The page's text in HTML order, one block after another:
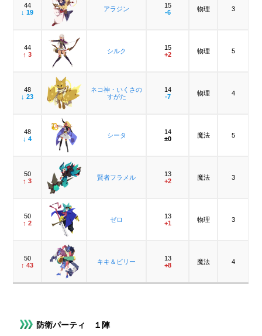
44
↓ 19
アラジン
15
-6
物理 3
44
↑ 3
シルク
15
+2
物理 5
48
↓ 23
ネコ神・いくさの
すがた
14
-7
物理 4
48
↓ 4
シータ
14
±0
魔法 5
50
↑ 3
賢者フラメル
13
+2
魔法 3
50
↑ 2
ゼロ
13
+1
物理 3
50
↑ 43
キキ＆ビリー
13
+8
魔法 4
防衛パーティ １陣